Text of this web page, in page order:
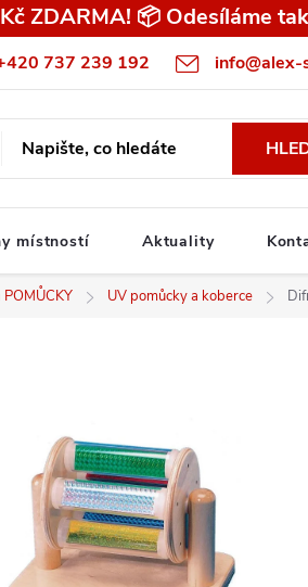
ZDARMA! 📦 Odesíláme
737 239 192 info@alex-
Všeobecné obchodní podmínky pro
místností Aktuality
UV pomůcky a koberce